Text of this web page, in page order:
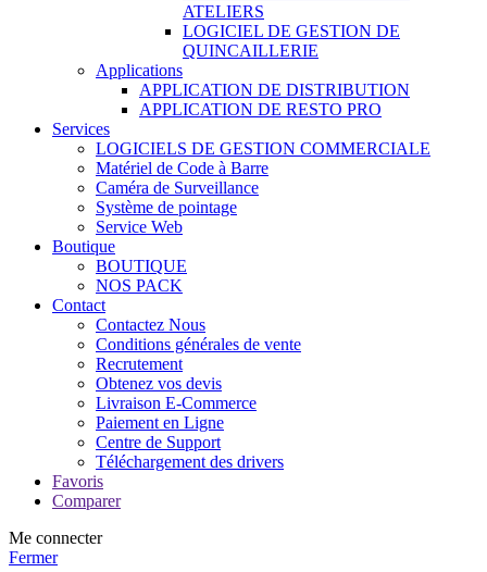
ATELIERS
LOGICIEL DE GESTION DE
QUINCAILLERIE
Applications
APPLICATION DE DISTRIBUTION
APPLICATION DE RESTO PRO
Services
LOGICIELS DE GESTION COMMERCIALE
Matériel de Code à Barre
Caméra de Surveillance
Système de pointage
Service Web
Boutique
BOUTIQUE
NOS PACK
Contact
Contactez Nous
Conditions générales de vente
Recrutement
Obtenez vos devis
Livraison E-Commerce
Paiement en Ligne
Centre de Support
Téléchargement des drivers
Favoris
Comparer
Me connecter
Fermer